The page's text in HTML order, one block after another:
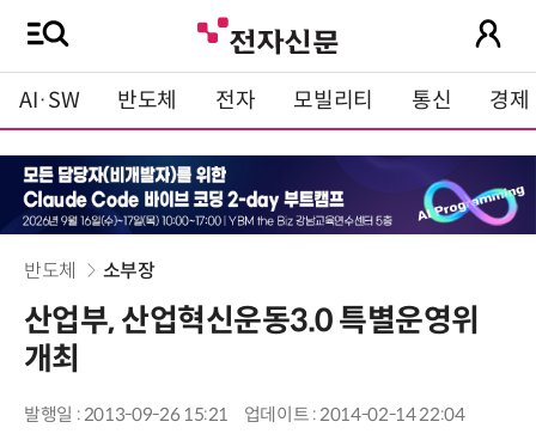
AI·SW 반도체 전자 모빌리티 통신 경제
반도체 소부장
산업부, 산업혁신운동3.0 특별운영위
개최
발행일 : 2013-09-26 15:21 업데이트 : 2014-02-14 22:04